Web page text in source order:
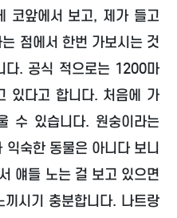
코앞에서 보고, 제가 들고
점에서 한번 가보시는 것
다. 공식 적으로는 1200마
있다고 합니다. 처음에 가
수 있습니다. 원숭이라는
숙한 동물은 아니다 보니
얘들 노는 걸 보고 있으면
시기 충분합니다. 나트랑